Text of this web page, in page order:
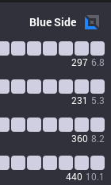
BlueSide
297 6.8
231 5.3
360 8.2
440 10.1